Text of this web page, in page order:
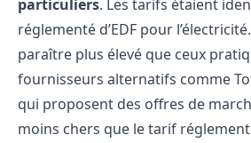
particuliers. Les tarifs étaient
réglementé d’EDF pour
paraître plus élevé que ceux
fournisseurs alternatifs comme
qui proposent des offres de
moins chers que le tarif